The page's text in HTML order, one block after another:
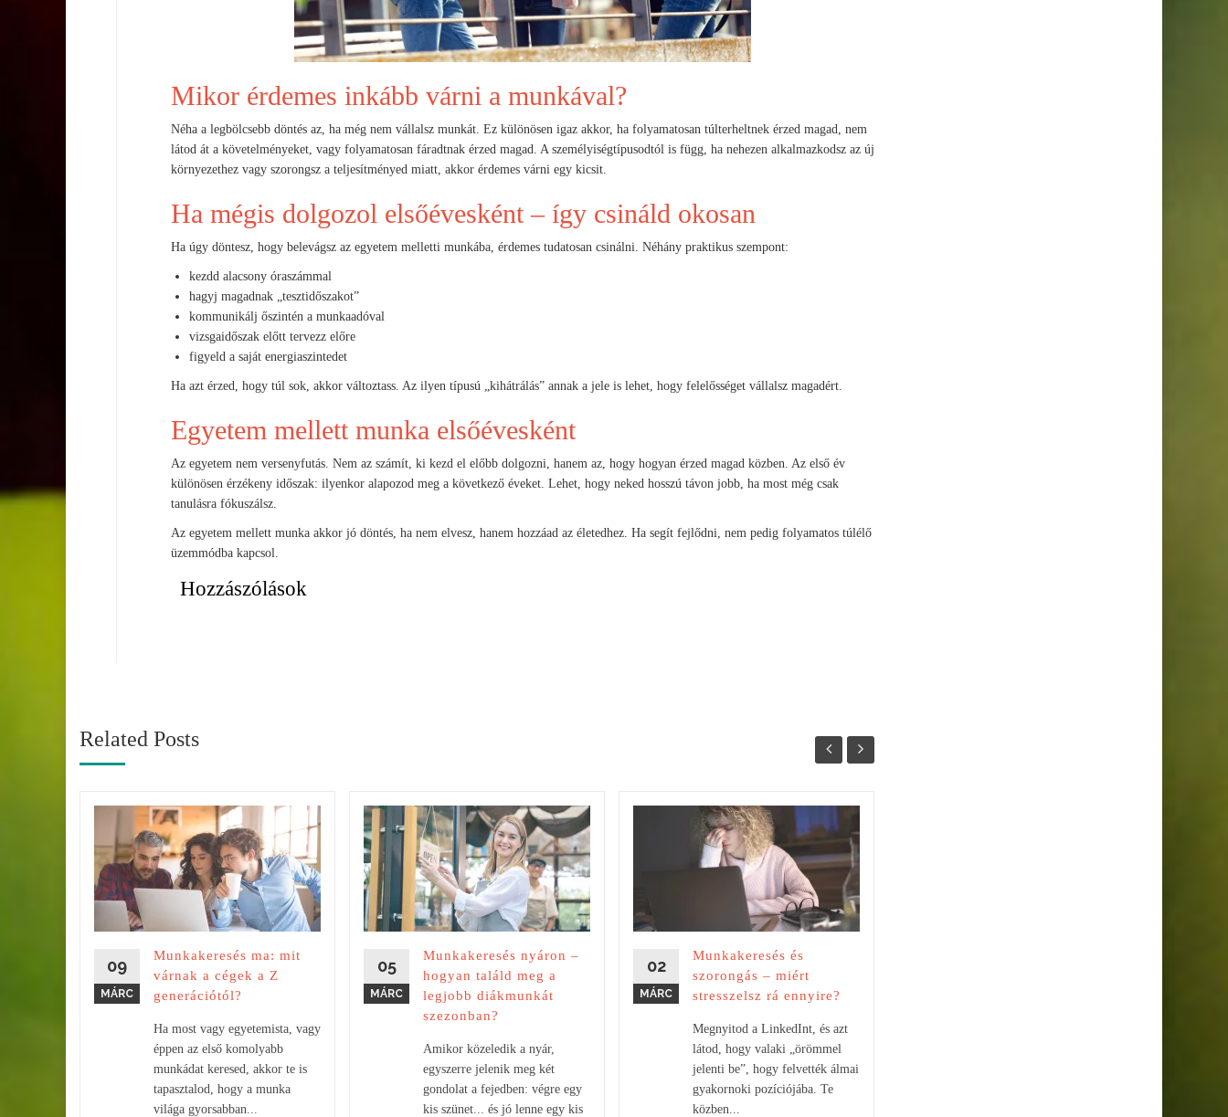
Mikor érdemes inkább várni a munkával?
Néha a legbölcsebb döntés az, ha még nem vállalsz munkát. Ez különösen igaz akkor, ha folyamatosan túlterheltnek érzed magad, nem
látod át a követelményeket, vagy folyamatosan fáradtnak érzed magad. A személyiségtípusodtól is függ, ha nehezen alkalmazkodsz az új
környezethez vagy szorongsz a teljesítményed miatt, akkor érdemes várni egy kicsit.
Ha mégis dolgozol elsőévesként – így csináld okosan
Ha úgy döntesz, hogy belevágsz az egyetem melletti munkába, érdemes tudatosan csinálni. Néhány praktikus szempont:
kezdd alacsony óraszámmal
hagyj magadnak „tesztidőszakot”
kommunikálj őszintén a munkaadóval
vizsgaidőszak előtt tervezz előre
figyeld a saját energiaszintedet
Ha azt érzed, hogy túl sok, akkor változtass. Az ilyen típusú „kihátrálás” annak a jele is lehet, hogy felelősséget vállalsz magadért.
Egyetem mellett munka elsőévesként
Az egyetem nem versenyfutás. Nem az számít, ki kezd el előbb dolgozni, hanem az, hogy hogyan érzed magad közben. Az első év
különösen érzékeny időszak: ilyenkor alapozod meg a következő éveket. Lehet, hogy neked hosszú távon jobb, ha most még csak
tanulásra fókuszálsz.
Az egyetem mellett munka akkor jó döntés, ha nem elvesz, hanem hozzáad az életedhez. Ha segít fejlődni, nem pedig folyamatos túlélő
üzemmódba kapcsol.
Hozzászólások
Related Posts
09
MÁRC
Munkakeresés ma: mit
várnak a cégek a Z
generációtól?
Ha most vagy egyetemista, vagy
éppen az első komolyabb
munkádat keresed, akkor te is
tapasztalod, hogy a munka
világa gyorsabban...
05
MÁRC
Munkakeresés nyáron –
hogyan találd meg a
legjobb diákmunkát
szezonban?
Amikor közeledik a nyár,
egyszerre jelenik meg két
gondolat a fejedben: végre egy
kis szünet... és jó lenne egy kis
02
MÁRC
Munkakeresés és
szorongás – miért
stresszelsz rá ennyire?
Megnyitod a LinkedInt, és azt
látod, hogy valaki „örömmel
jelenti be”, hogy felvették álmai
gyakornoki pozíciójába. Te
közben...